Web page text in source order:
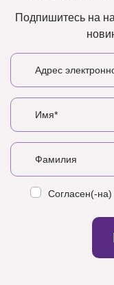
Подпишитесь на
Согласен(-на)